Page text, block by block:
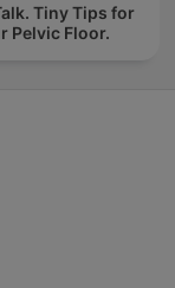
Tiny Tips for
Pelvic Floor.